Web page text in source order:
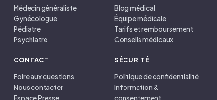
Médecin généraliste
Gynécologue
Pédiatre
Psychiatre
Blog médical
Équipe médicale
Tarifs et remboursement
Conseils médicaux
CONTACT
Foire aux questions
Nous contacter
Espace Presse
SÉCURITÉ
Politique de confidentialité
Information &
consentement